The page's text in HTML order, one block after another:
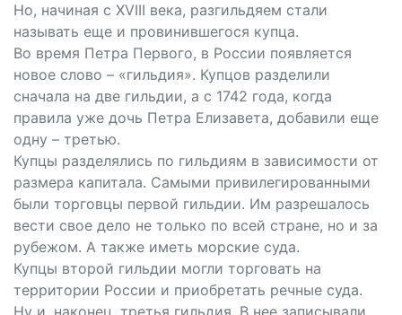
Но, начиная с XVIII века, разгильдяем стали
называть еще и провинившегося купца.
Во время Петра Первого, в России появляется
новое слово – «гильдия». Купцов разделили
сначала на две гильдии, а с 1742 года, когда
правила уже дочь Петра Елизавета, добавили еще
одну – третью.
Купцы разделялись по гильдиям в зависимости от
размера капитала. Самыми привилегированными
были торговцы первой гильдии. Им разрешалось
вести свое дело не только по всей стране, но и за
рубежом. А также иметь морские суда.
Купцы второй гильдии могли торговать на
территории России и приобретать речные суда.
Ну и, наконец, третья гильдия. В нее записывали